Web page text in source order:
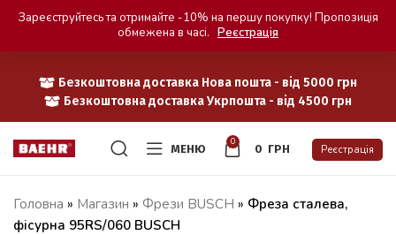
Безкоштовна доставка Нова пошта - від 5000 грн
Безкоштовна доставка Укрпошта - від 4500 грн
МЕНЮ
0
0 ГРН Реєстрація
Головна » Магазин » Фрези BUSCH » Фреза сталева,
фісурна 95RS/060 BUSCH
Зареєструйтесь та отримайте -10% на першу покупку! Пропозиція
обмежена в часі. Реєстрація